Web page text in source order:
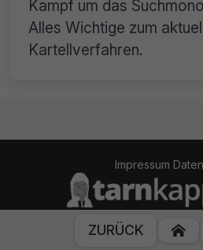
Kampf um das
Alles Wichtige zum
Kartellverfahren.
Impressum
© 2014-2024
ZURÜCK 